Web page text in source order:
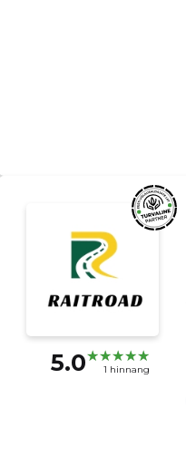
5.0 1 hinnang